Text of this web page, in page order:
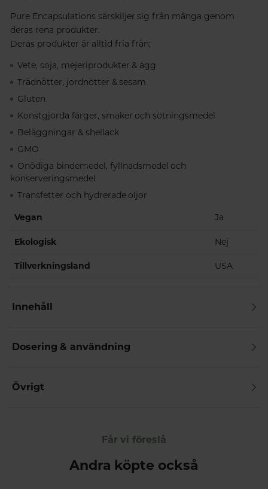
Pure Encapsulations särskiljer sig från många genom
deras rena produkter.
Deras produkter är alltid fria från;
Vete, soja, mejeriprodukter & ägg
Trädnötter, jordnötter & sesam
Gluten
Konstgjorda färger, smaker och sötningsmedel
Beläggningar & shellack
GMO
Onödiga bindemedel, fyllnadsmedel och
konserveringsmedel
Transfetter och hydrerade oljor
Vegan Ja
Ekologisk Nej
Tillverkningsland USA
Innehåll
Dosering & användning
Övrigt
Får vi föreslå
Andra köpte också